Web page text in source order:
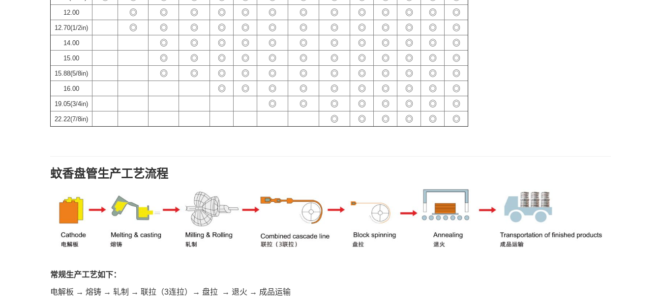
12.00 ◎ ◎ ◎ ◎ ◎ ◎ ◎ ◎ ◎ ◎ ◎ ◎ ◎
12.70(1/2in) ◎ ◎ ◎ ◎ ◎ ◎ ◎ ◎ ◎ ◎ ◎ ◎ ◎
14.00 ◎ ◎ ◎ ◎ ◎ ◎ ◎ ◎ ◎ ◎ ◎ ◎
15.00 ◎ ◎ ◎ ◎ ◎ ◎ ◎ ◎ ◎ ◎ ◎ ◎
15.88(5/8in) ◎ ◎ ◎ ◎ ◎ ◎ ◎ ◎ ◎ ◎ ◎ ◎
16.00 ◎ ◎ ◎ ◎ ◎ ◎ ◎ ◎ ◎ ◎
19.05(3/4in) ◎ ◎ ◎ ◎ ◎ ◎ ◎ ◎
22.22(7/8in) ◎ ◎ ◎ ◎ ◎ ◎
蚊香盘管生产工艺流程
常规生产工艺如下：
电解板 → 熔铸 → 轧制 → 联拉（3连拉）→ 盘拉 → 退火 → 成品运输